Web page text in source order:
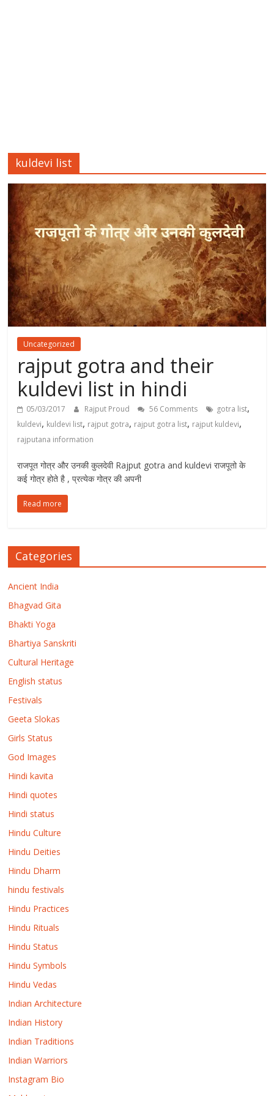
kuldevi list
Uncategorized
rajput gotra and their
kuldevi list in hindi
05/03/2017 Rajput Proud 56 Comments gotra list,
kuldevi, kuldevi list, rajput gotra, rajput gotra list, rajput kuldevi,
rajputana information
राजपूत गोत्र और उनकी कुलदेवी Rajput gotra and kuldevi राजपूतो के
कई गोत्र होते है , प्रत्येक गोत्र की अपनी
Read more
Categories
Ancient India
Bhagvad Gita
Bhakti Yoga
Bhartiya Sanskriti
Cultural Heritage
English status
Festivals
Geeta Slokas
Girls Status
God Images
Hindi kavita
Hindi quotes
Hindi status
Hindu Culture
Hindu Deities
Hindu Dharm
hindu festivals
Hindu Practices
Hindu Rituals
Hindu Status
Hindu Symbols
Hindu Vedas
Indian Architecture
Indian History
Indian Traditions
Indian Warriors
Instagram Bio